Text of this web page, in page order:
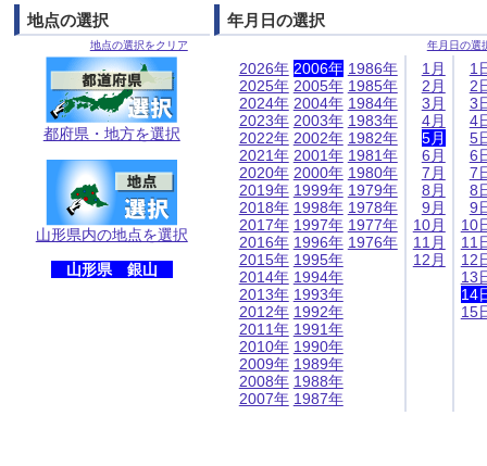
地点の選択
地点の選択をクリア
都府県・地方を選択
山形県内の地点を選択
山形県 銀山
年月日の選択
年月日の選
2026年
2025年
2024年
2023年
2022年
2021年
2020年
2019年
2018年
2017年
2016年
2015年
2014年
2013年
2012年
2011年
2010年
2009年
2008年
2007年
2006年
2005年
2004年
2003年
2002年
2001年
2000年
1999年
1998年
1997年
1996年
1995年
1994年
1993年
1992年
1991年
1990年
1989年
1988年
1987年
1986年
1985年
1984年
1983年
1982年
1981年
1980年
1979年
1978年
1977年
1976年
1月
2月
3月
4月
5月
6月
7月
8月
9月
10月
11月
12月
1
2
3
4
5
6
7
8
9
10
11
12
13
14
15